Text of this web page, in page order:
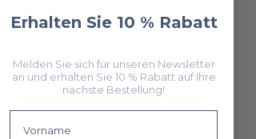
Erhalten Sie 10 % Rabatt
Melden Sie sich für unseren Newsletter
an und erhalten Sie 10 % Rabatt auf Ihre
nächste Bestellung!